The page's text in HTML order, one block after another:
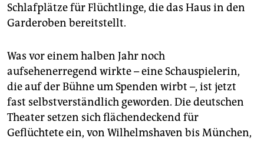
genossenschaft
Schlafplätze für Flüchtlinge, die das Haus in den
Garderoben bereitstellt.
Was vor einem halben Jahr noch
aufsehenerregend wirkte – eine Schauspielerin,
die auf der Bühne um Spenden wirbt –, ist jetzt
fast selbstverständlich geworden. Die deutschen
Theater setzen sich flächendeckend für
Geflüchtete ein, von Wilhelmshaven bis München,